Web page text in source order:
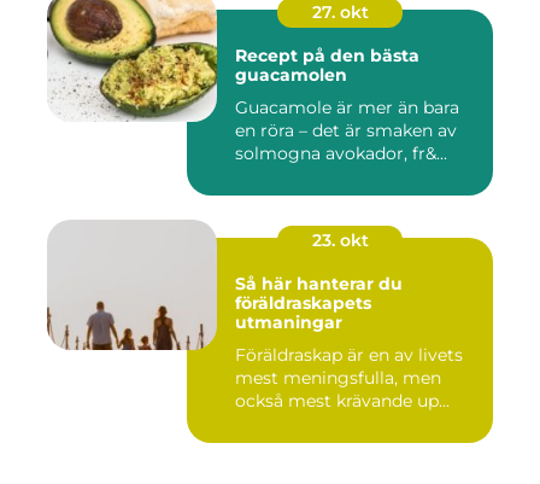
27. okt
Recept på den bästa
guacamolen
Guacamole är mer än bara
en röra – det är smaken av
solmogna avokador, fr&...
23. okt
Så här hanterar du
föräldraskapets
utmaningar
Föräldraskap är en av livets
mest meningsfulla, men
också mest krävande up...